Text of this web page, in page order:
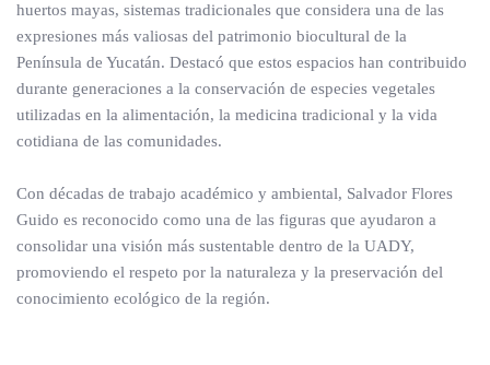
huertos mayas, sistemas tradicionales que considera una de las
expresiones más valiosas del patrimonio biocultural de la
Península de Yucatán. Destacó que estos espacios han contribuido
durante generaciones a la conservación de especies vegetales
utilizadas en la alimentación, la medicina tradicional y la vida
cotidiana de las comunidades.
Con décadas de trabajo académico y ambiental, Salvador Flores
Guido es reconocido como una de las figuras que ayudaron a
consolidar una visión más sustentable dentro de la UADY,
promoviendo el respeto por la naturaleza y la preservación del
conocimiento ecológico de la región.